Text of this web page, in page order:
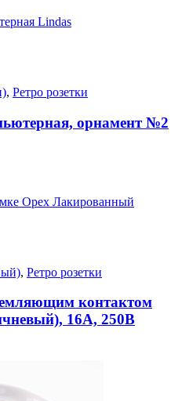
, Ретро розетки
орнамент №2
, Ретро розетки
контактом
16А, 250В